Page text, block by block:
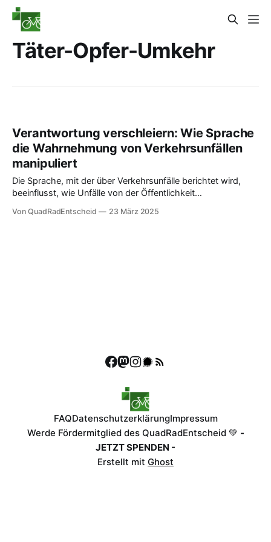
Täter-Opfer-Umkehr
Verantwortung verschleiern: Wie Sprache
die Wahrnehmung von Verkehrsunfällen
manipuliert
Die Sprache, mit der über Verkehrsunfälle berichtet wird,
beeinflusst, wie Unfälle von der Öffentlichkeit
Frankfurt) hat die Problematik analysiert.
Von QuadRadEntscheid 23 März 2025
FAQDatenschutzerklärungImpressum
Werde Fördermitglied des QuadRadEntscheid 💚 -
JETZT SPENDEN -
Erstellt mit Ghost